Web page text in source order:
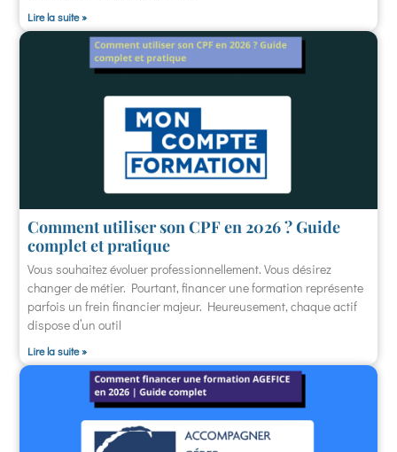
Lire la suite »
Comment utiliser son CPF en 2026 ? Guide
complet et pratique
Vous souhaitez évoluer professionnellement. Vous désirez
changer de métier. Pourtant, financer une formation représente
parfois un frein financier majeur. Heureusement, chaque actif
dispose d’un outil
Lire la suite »